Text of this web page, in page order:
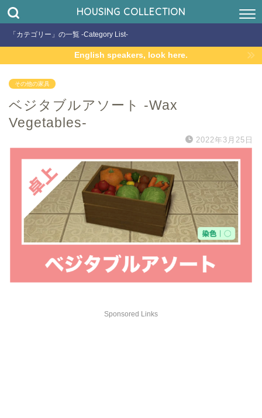
HOUSING COLLECTION
「カテゴリー」の一覧 -Category List-
English speakers, look here.
その他の家具
ベジタブルアソート -Wax
Vegetables-
2022年3月25日
Sponsored Links